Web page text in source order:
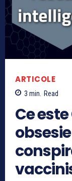
ARTICOLE
3 min. Read
Ce